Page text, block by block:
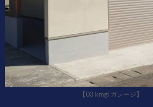
【03 kmgi ガレージ】